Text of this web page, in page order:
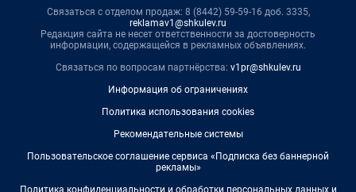
Связаться с отделом продаж: 8 (8442) 59-59-16 доб. 3335,
reklamav1@shkulev.ru
Редакция сайта не несет ответственности за достоверность
информации, содержащейся в рекламных объявлениях.
Связаться по вопросам партнёрства: v1pr@shkulev.ru
Информация об ограничениях
Политика использования cookies
Рекомендательные системы
Пользовательское соглашение сервиса «Подписка без баннерной
рекламы»
Политика конфиденциальности и обработки персональных данных и